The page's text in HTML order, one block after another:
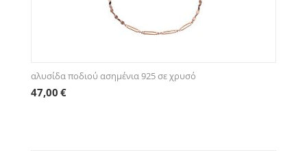
αλυσίδα ποδιού ασημένια 925 σε χρυσό
47,00 €